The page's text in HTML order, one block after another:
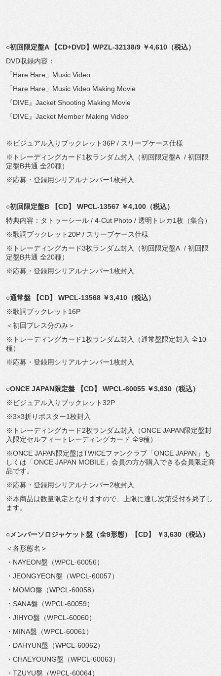
○初回限定盤A 【CD+DVD】 WPZL-32138/9 ￥4,610 （税込）
DVD収録内容：
「Hare Hare」Music Video
「Hare Hare」Music Video Making Movie
『DIVE』Jacket Shooting Making Movie
『DIVE』Jacket Member Making Video
※ビジュアル入りブックレット36P / スリーブケース仕様
※トレーディングカード1枚ランダム封入（初回限定盤A / 初回限
定盤B共通 全20種）
※応募・登録用シリアルナンバー1枚封入
○初回限定盤B 【CD】 WPCL-13567 ￥4,100（税込）
特典内容：タトゥーシール / 4-Cut Photo / 透明トレカ1枚（集合）
※歌詞ブックレット20P / スリーブケース仕様
※トレーディングカード3枚ランダム封入（初回限定盤A / 初回限
定盤B共通 全20種）
※応募・登録用シリアルナンバー1枚封入
○通常盤 【CD】 WPCL-13568 ￥3,410（税込）
※歌詞ブックレット16P
＜初回プレス分のみ＞
※トレーディングカード1枚ランダム封入（通常盤限定封入 全10
種）
※応募・登録用シリアルナンバー1枚封入
○ONCE JAPAN限定盤 【CD】 WPCL-60055 ￥3,630（税込）
※ビジュアル入りブックレット32P
※3×3折りポスター1枚封入
※トレーディングカード2枚ランダム封入（ONCE JAPAN限定盤封
入限定セルフィートレーディングカード 全9種）
※ONCE JAPAN限定盤はTWICEファンクラブ「ONCE JAPAN」も
しくは「ONCE JAPAN MOBILE」会員の方が購入できる会員限定商
品です。
※応募・登録用シリアルナンバー2枚封入
※本商品は数量限定となりますので、上限に達し次第受付を終了し
ます。
○メンバーソロジャケット盤（全9形態）【CD】 ￥3,630（税込）
＜各形態名＞
・NAYEON盤（WPCL-60056）
・JEONGYEON盤（WPCL-60057）
・MOMO盤（WPCL-60058）
・SANA盤（WPCL-60059）
・JIHYO盤（WPCL-60060）
・MINA盤（WPCL-60061）
・DAHYUN盤（WPCL-60062）
・CHAEYOUNG盤（WPCL-60063）
・TZUYU盤（WPCL-60064）